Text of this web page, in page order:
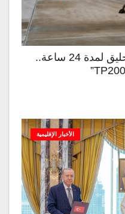
بحمولة طن وقدرة على التحليق لمدة 24 ساعة..
الأخبار الإقليمية